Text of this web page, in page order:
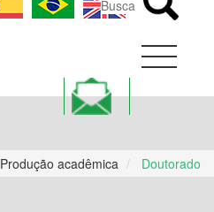
CONTEÚDO
Produção acadêmica Doutorado